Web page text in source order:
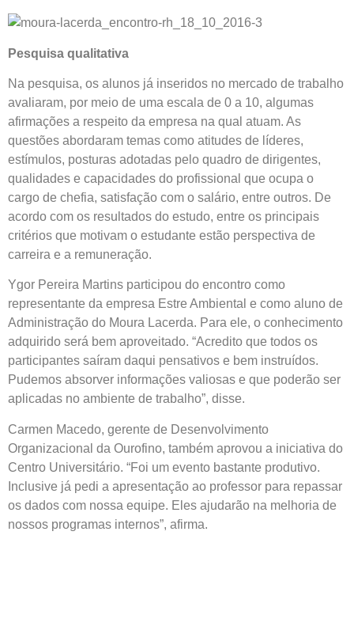
Pesquisa qualitativa
Na pesquisa, os alunos já inseridos no mercado de trabalho
avaliaram, por meio de uma escala de 0 a 10, algumas
afirmações a respeito da empresa na qual atuam. As
questões abordaram temas como atitudes de líderes,
estímulos, posturas adotadas pelo quadro de dirigentes,
qualidades e capacidades do profissional que ocupa o
cargo de chefia, satisfação com o salário, entre outros. De
acordo com os resultados do estudo, entre os principais
critérios que motivam o estudante estão perspectiva de
carreira e a remuneração.
Ygor Pereira Martins participou do encontro como
representante da empresa Estre Ambiental e como aluno de
Administração do Moura Lacerda. Para ele, o conhecimento
adquirido será bem aproveitado. “Acredito que todos os
participantes saíram daqui pensativos e bem instruídos.
Pudemos absorver informações valiosas e que poderão ser
aplicadas no ambiente de trabalho”, disse.
Carmen Macedo, gerente de Desenvolvimento
Organizacional da Ourofino, também aprovou a iniciativa do
Centro Universitário. “Foi um evento bastante produtivo.
Inclusive já pedi a apresentação ao professor para repassar
os dados com nossa equipe. Eles ajudarão na melhoria de
nossos programas internos”, afirma.